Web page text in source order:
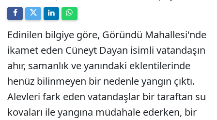
Edinilen bilgiye göre, Göründü Mahallesi'nde
ikamet eden Cüneyt Dayan isimli vatandaşın
ahır, samanlık ve yanındaki eklentilerinde
henüz bilinmeyen bir nedenle yangın çıktı.
Alevleri fark eden vatandaşlar bir taraftan su
kovaları ile yangına müdahale ederken, bir